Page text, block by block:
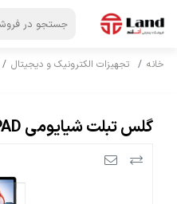
خانه تجهیزات الکترونیک و دیجیتال
گلس تبلت شیایومی REDMI PAD